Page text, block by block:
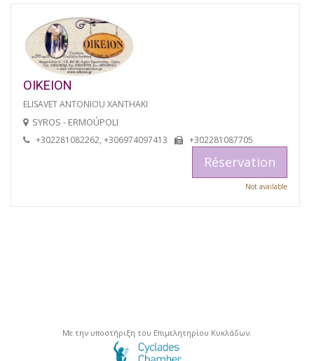
OIKEION
ELISAVET ANTONIOU XANTHAKI
SYROS - ERMOÚPOLI
+302281082262, +306974097413 +302281087705
Réservation
Not available
Με την υποστήριξη του Επιμελητηρίου Κυκλάδων.